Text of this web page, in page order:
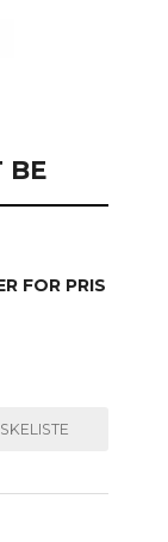
BE
FOR PRIS